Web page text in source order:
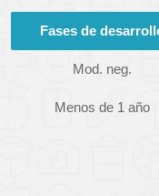
Fases de
Mod. neg.
Menos de 1 año